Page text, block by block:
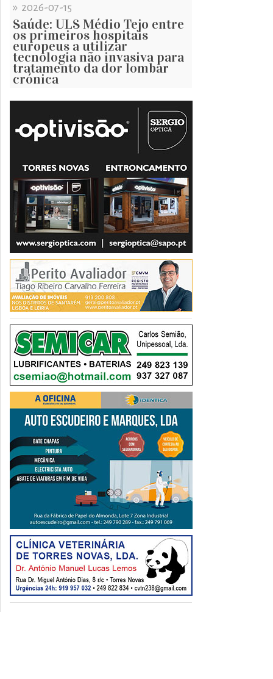
» 2026-07-15
Saúde: ULS Médio Tejo entre
os primeiros hospitais
europeus a utilizar
tecnologia não invasiva para
tratamento da dor lombar
crónica